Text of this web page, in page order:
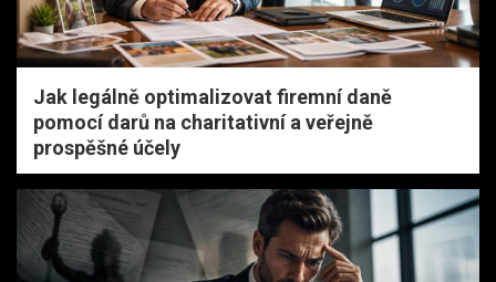
Jak legálně optimalizovat firemní daně
pomocí darů na charitativní a veřejně
prospěšné účely